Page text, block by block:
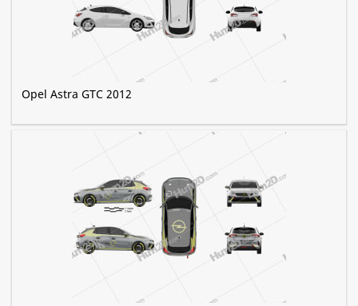
Opel Astra GTC 2012